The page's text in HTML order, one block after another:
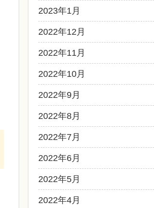
2023年1月
2022年12月
2022年11月
2022年10月
2022年9月
2022年8月
2022年7月
2022年6月
2022年5月
2022年4月